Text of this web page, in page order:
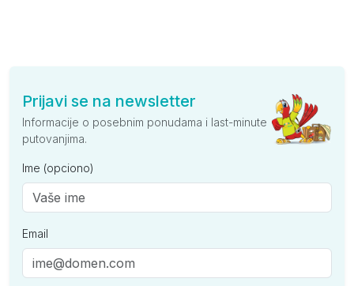
Prijavi se na newsletter
Informacije o posebnim ponudama i last-minute
putovanjima.
Ime (opciono)
Email